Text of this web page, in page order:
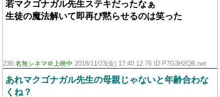
若マクゴナガル先生ステキだったなぁ
生徒の魔法解いて即再び黙らせるのは笑った
236:名無シネマ＠上映中 2018/11/23(金) 17:40:12.76 ID:P7G3H2QB.net
あれマクゴナガル先生の母親じゃないと年齢合わな
くね？